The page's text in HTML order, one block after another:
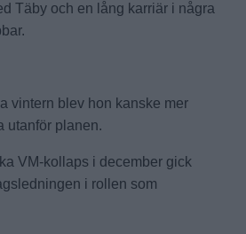
Täby och en lång karriär i några
vintern blev hon kanske mer
utanför planen.
VM-kollaps i december gick
i rollen som